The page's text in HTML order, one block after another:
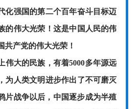
化强国的第二个百年奋斗目标迈
的伟大光荣！这是中国人民的伟
共产党的伟大光荣！
伟大的民族，有着5000多年源远
为人类文明进步作出了不可磨灭
片战争以后，中国逐步成为半殖